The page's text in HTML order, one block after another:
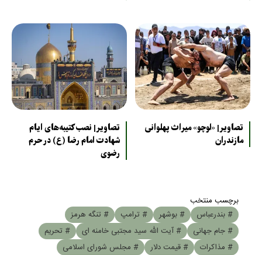
تصاویر| «لوچو» میراث پهلوانی
مازندران
تصاویر| نصب کتیبه‌های ایام
شهادت امام رضا (ع) در حرم
رضوی
برچسب منتخب
# بندرعباس
# بوشهر # ترامپ
# تنگه هرمز
# جام جهانی
# آیت الله سید مجتبی خامنه ای
# تحریم
# مذاکرات
# قیمت دلار # مجلس شورای اسلامی